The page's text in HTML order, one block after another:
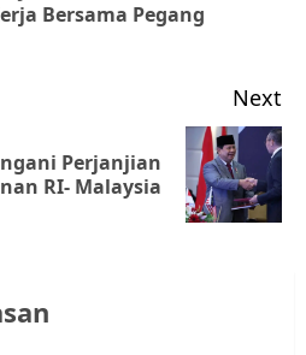
Bersama Pegang
Next
Perjanjian
RI- Malaysia